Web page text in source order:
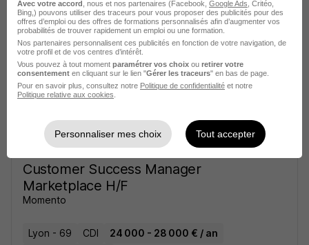
Lyon - 69 CDI
Voir l’offre
il y a 4 jours
Customer Success Manager
Marketplace H/F
Momento
Lyon - 69 CDI
24 000 - 28 000 € / an
Avec votre accord , nous et nos partenaires (Facebook, Google Ads , Critéo,
Bing,) pouvons utiliser des traceurs pour vous proposer des publicités pour des
offres d’emploi ou des offres de formations personnalisés afin d’augmenter vos
probabilités de trouver rapidement un emploi ou une formation.
Nos partenaires personnalisent ces publicités en fonction de votre navigation, de
votre profil et de vos centres d’intérêt.
Vous pouvez à tout moment paramétrer vos choix ou retirer votre
consentement en cliquant sur le lien "Gérer les traceurs" en bas de page.
Pour en savoir plus, consultez notre Politique de confidentialité et notre
Politique relative aux cookies
Personnaliser mes choix Tout accepter